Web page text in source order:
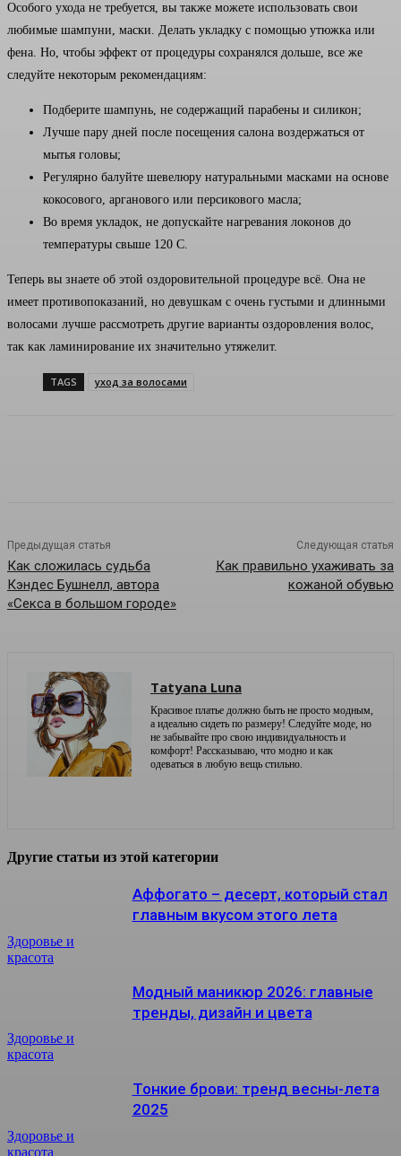
Особого ухода не требуется, вы также можете использовать свои
любимые шампуни, маски. Делать укладку с помощью утюжка или
фена. Но, чтобы эффект от процедуры сохранялся дольше, все же
следуйте некоторым рекомендациям:
Подберите шампунь, не содержащий парабены и силикон;
Лучше пару дней после посещения салона воздержаться от
мытья головы;
Регулярно балуйте шевелюру натуральными масками на основе
кокосового, арганового или персикового масла;
Во время укладок, не допускайте нагревания локонов до
температуры свыше 120 С.
Теперь вы знаете об этой оздоровительной процедуре всё. Она не
имеет противопоказаний, но девушкам с очень густыми и длинными
волосами лучше рассмотреть другие варианты оздоровления волос,
так как ламинирование их значительно утяжелит.
TAGS уход за волосами
Предыдущая статья
Как сложилась судьба
Кэндес Бушнелл, автора
«Секса в большом городе»
Следующая статья
Как правильно ухаживать за
кожаной обувью
Tatyana Luna
Красивое платье должно быть не просто модным,
а идеально сидеть по размеру! Следуйте моде, но
не забывайте про свою индивидуальность и
комфорт! Рассказываю, что модно и как
одеваться в любую вещь стильно.
Другие статьи из этой категории
Здоровье и
красота
Аффогато – десерт, который стал
главным вкусом этого лета
Здоровье и
красота
Модный маникюр 2026: главные
тренды, дизайн и цвета
Здоровье и
красота
Тонкие брови: тренд весны-лета
2025